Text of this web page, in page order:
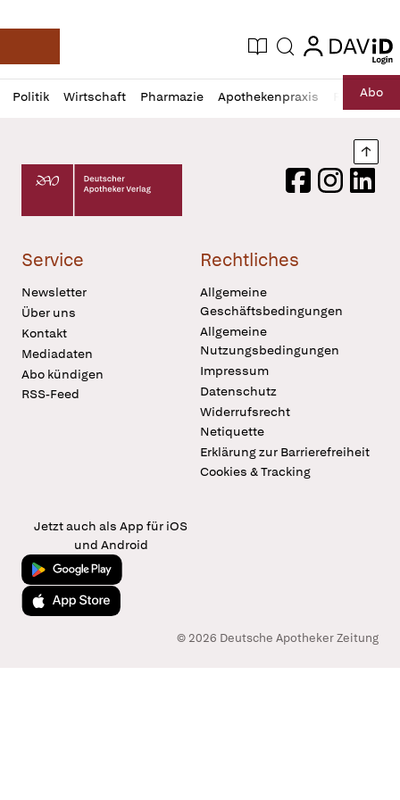
Deutsche Apotheker Zeitung
Aktuelle Ausgabe
Suche login
login
Politik Wirtschaft Pharmazie Apothekenpraxis RechtAbo
Profil
öffnen
Daz
Pur
Deutscher Apotheker Verlag Logo
FacebookInstagram
Service
Newsletter
Über uns
Kontakt
Mediadaten
Abo kündigen
RSS-Feed
Rechtliches
Allgemeine
Geschäftsbedingungen
Allgemeine
Nutzungsbedingungen
Impressum
Datenschutz
Widerrufsrecht
Netiquette
Erklärung zur Barrierefreiheit
Cookies & Tracking
Jetzt auch als App für iOS
und Android
Jetzt bei Google Play
Laden im App Store
© 2026 Deutsche Apotheker Zeitung